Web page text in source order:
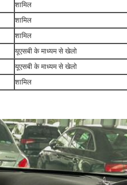
शामिल
शामिल
शामिल
यूएसबी के माध्यम से खेलो
यूएसबी के माध्यम से खेलो
शामिल